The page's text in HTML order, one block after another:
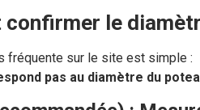
confirmer le
fréquente sur le site est simple :
pas au diamètre du